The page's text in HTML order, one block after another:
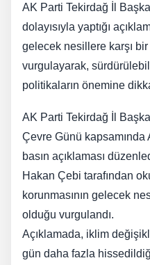
AK Parti Tekirdağ İl
dolayısıyla yaptığı
gelecek nesillere karşı
vurgulayarak,
politikaların önemine
AK Parti Tekirdağ İl
Çevre Günü kapsamında
basın açıklaması
Hakan Çebi tarafından
korunmasının gelecek
olduğu vurgulandı.
Açıklamada, iklim
gün daha fazla